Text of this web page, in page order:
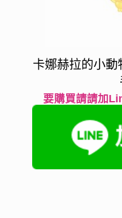
卡娜赫拉的小
要購買請請加